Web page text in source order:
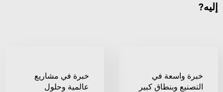
في
وبنطاق كبير
خبرة في مشاريع
عالمية وحلول